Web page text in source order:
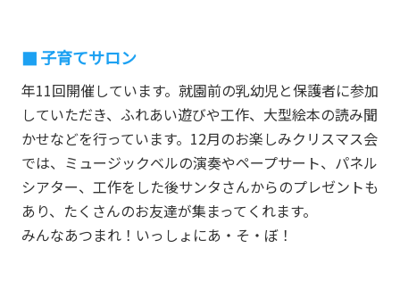
子育てサロン
年11回開催しています。就園前の乳幼児と保護者に参加
していただき、ふれあい遊びや工作、大型絵本の読み聞
かせなどを行っています。12月のお楽しみクリスマス会
では、ミュージックベルの演奏やペープサート、パネル
シアター、工作をした後サンタさんからのプレゼントも
あり、たくさんのお友達が集まってくれます。
みんなあつまれ！いっしょにあ・そ・ぼ！